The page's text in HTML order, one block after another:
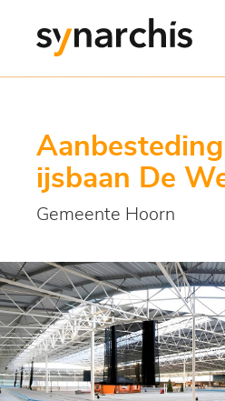
ijsbaan De
Gemeente Hoorn